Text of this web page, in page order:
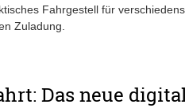
Fahrgestell für
Zuladung.
Das neue